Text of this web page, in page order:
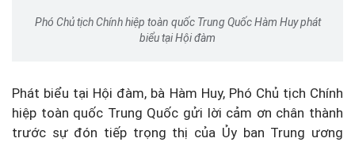
Phó Chủ tịch Chính hiệp toàn quốc Trung Quốc Hàm Huy phát
biểu tại Hội đàm
Phát biểu tại Hội đàm, bà Hàm Huy, Phó Chủ tịch Chính
hiệp toàn quốc Trung Quốc gửi lời cảm ơn chân thành
trước sự đón tiếp trọng thị của Ủy ban Trung ương